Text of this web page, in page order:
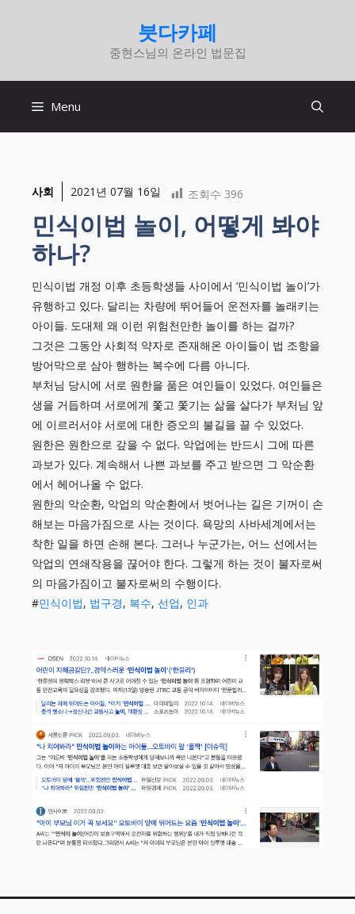
로
붓다카페
중현스님의 온라인 법문집
Menu
사회 2021년 07월 16일 조회수 396
민식이법 놀이, 어떻게 봐야
하나?
민식이법 개정 이후 초등학생들 사이에서 ‘민식이법 놀이’가
유행하고 있다. 달리는 차량에 뛰어들어 운전자를 놀래키는
아이들. 도대체 왜 이런 위험천만한 놀이를 하는 걸까?
그것은 그동안 사회적 약자로 존재해온 아이들이 법 조항을
방어막으로 삼아 행하는 복수에 다름 아니다.
부처님 당시에 서로 원한을 품은 여인들이 있었다. 여인들은
생을 거듭하며 서로에게 쫓고 쫓기는 삶을 살다가 부처님 앞
에 이르러서야 서로에 대한 증오의 불길을 끌 수 있었다.
원한은 원한으로 갚을 수 없다. 악업에는 반드시 그에 따른
과보가 있다. 계속해서 나쁜 과보를 주고 받으면 그 악순환
에서 헤어나올 수 없다.
원한의 악순환, 악업의 악순환에서 벗어나는 길은 기꺼이 손
해보는 마음가짐으로 사는 것이다. 욕망의 사바세계에서는
착한 일을 하면 손해 본다. 그러나 누군가는, 어느 선에서는
악업의 연쇄작용을 끊어야 한다. 그렇게 하는 것이 불자로써
의 마음가짐이고 불자로써의 수행이다.
#민식이법, 법구경, 복수, 선업, 인과